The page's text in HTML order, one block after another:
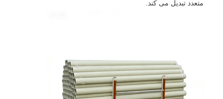
متعدد تبدیل می کند.